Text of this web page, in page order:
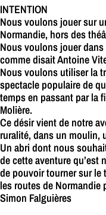
INTENTION
Nous voulons jouer sur
Normandie, hors des
Nous voulons jouer
comme disait Antoine
Nous voulons utiliser la
spectacle populaire de
temps en passant par la
Molière.
Ce désir vient de notre
ruralité, dans un moulin,
Un abri dont nous
de cette aventure qu’est
de pouvoir tourner sur
les routes de Normandie
Simon Falguières